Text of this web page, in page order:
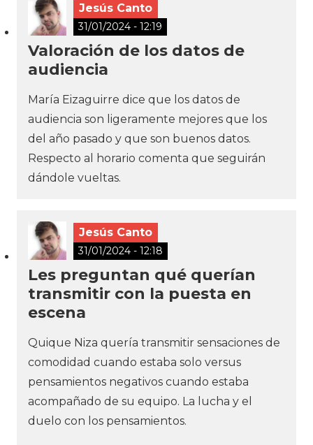
Jesús Canto
31/01/2024 - 12:19
Valoración de los datos de
audiencia
María Eizaguirre dice que los datos de
audiencia son ligeramente mejores que los
del año pasado y que son buenos datos.
Respecto al horario comenta que seguirán
dándole vueltas.
Jesús Canto
31/01/2024 - 12:18
Les preguntan qué querían
transmitir con la puesta en
escena
Quique Niza quería transmitir sensaciones de
comodidad cuando estaba solo versus
pensamientos negativos cuando estaba
acompañado de su equipo. La lucha y el
duelo con los pensamientos.